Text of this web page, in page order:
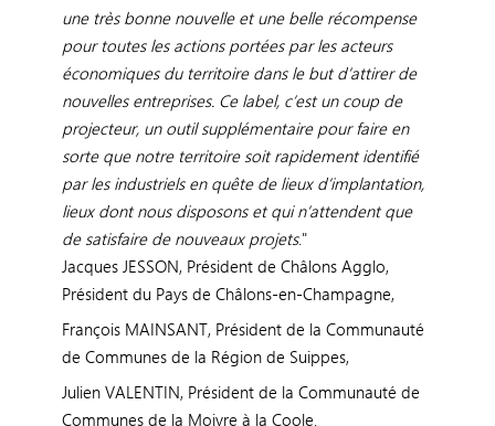
une très bonne nouvelle et une belle récompense
pour toutes les actions portées par les acteurs
économiques du territoire dans le but d’attirer de
nouvelles entreprises. Ce label, c’est un coup de
projecteur, un outil supplémentaire pour faire en
sorte que notre territoire soit rapidement identifié
par les industriels en quête de lieux d’implantation,
lieux dont nous disposons et qui n’attendent que
de satisfaire de nouveaux projets."
Jacques JESSON, Président de Châlons Agglo,
Président du Pays de Châlons-en-Champagne,
François MAINSANT, Président de la Communauté
de Communes de la Région de Suippes,
Julien VALENTIN, Président de la Communauté de
Communes de la Moivre à la Coole.